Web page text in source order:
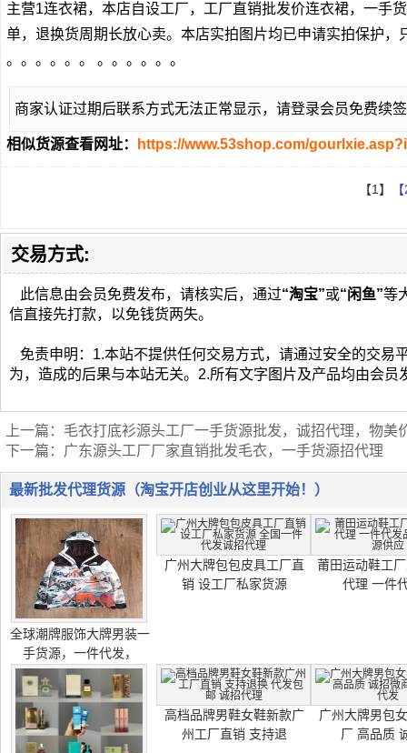
主营1连衣裙，本店自设工厂，工厂直销批发价连衣裙，一手
单，退换货周期长放心卖。本店实拍图片均已申请实拍保护
。。。。。。 。。。。。。
商家认证过期后联系方式无法正常显示，请登录会员免费续
相似货源查看网址： https://www.53shop.com/
【1】
交易方式:
此信息由会员免费发布，请核实后，通过“淘宝”或“闲鱼”等
信直接先打款，以免钱货两失。
免责申明：1.本站不提供任何交易方式，请通过安全的交易
为，造成的后果与本站无关。2.所有文字图片及产品均由会
上一篇： 毛衣打底衫源头工厂一手货源批发，诚招代理，物美
下一篇： 广东源头工厂厂家直销批发毛衣，一手货源招代理
最新批发代理货源（淘宝开店创业从这里开始！）
全球潮牌服饰大牌男装一
手货源，一件代发，
广州大牌包包皮具工厂直
销 设工厂私家货源
莆田运动鞋工
代理 一件
高档品牌男鞋女鞋新款广
州工厂直销 支持退
广州大牌男包
厂 高品质